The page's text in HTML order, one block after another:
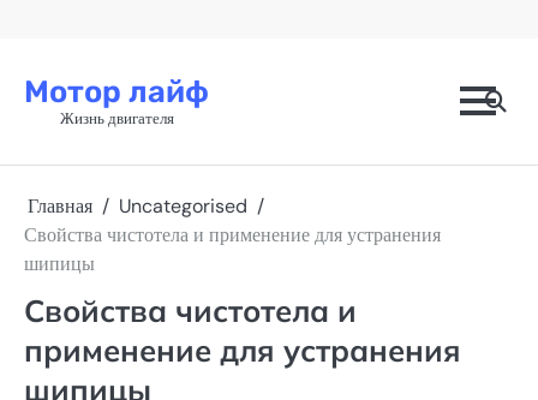
Мотор лайф
Жизнь двигателя
Главная
Uncategorised
Свойства чистотела и применение для устранения
шипицы
Свойства чистотела и
применение для устранения
шипицы